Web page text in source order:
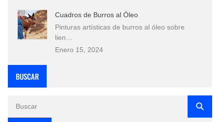
Cuadros de Burros al Óleo
Pinturas artísticas de burros al óleo sobre
lien…
Enero 15, 2024
BUSCAR